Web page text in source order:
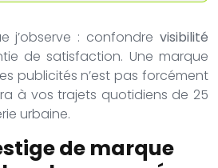
j’observe : confondre visibilité
de satisfaction. Une marque
publicités n’est pas forcément
à vos trajets quotidiens de 25
urbaine.
de marque